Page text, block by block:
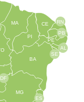
BA
SE
PE
AL
RN
CE
PI
MA
MG
ES
DF
PB